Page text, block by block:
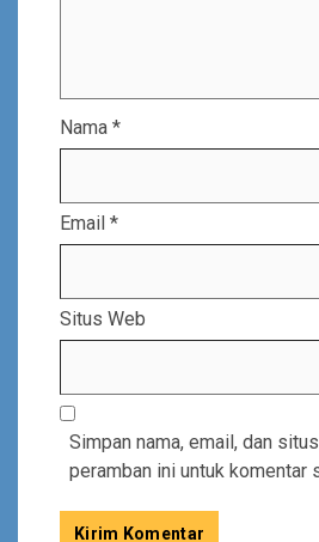
Nama *
Email *
Situs Web
Simpan nama, email, dan
peramban ini untuk komentar